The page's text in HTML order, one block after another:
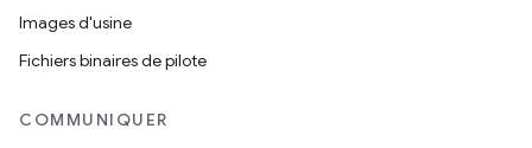
Images d'usine
Fichiers binaires de pilote
COMMUNIQUER